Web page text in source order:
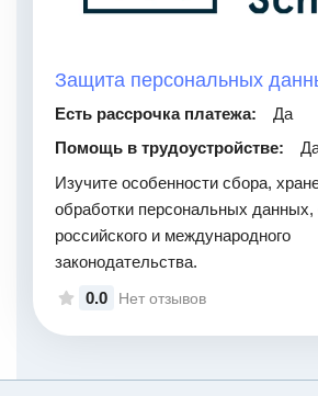
Защита персональных
Есть рассрочка платежа:
Да
Помощь в трудоустройстве:
Изучите особенности сбора,
обработки персональных
российского и международного
законодательства.
0.0
Нет отзывов